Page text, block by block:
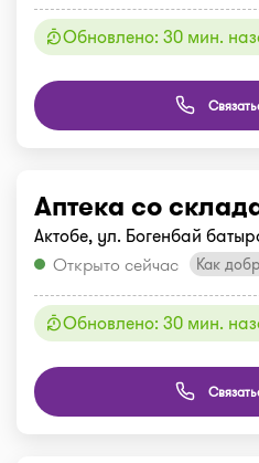
Обновлено: 30 мин.
Аптека со
Актобе, ул. Богенбай
Открыто сейчас
Как
Обновлено: 30 мин.